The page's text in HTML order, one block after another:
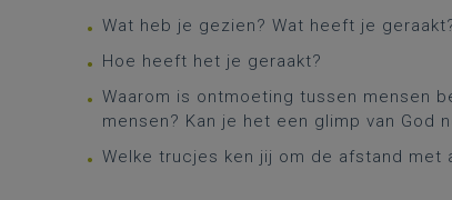
Wat heb je gezien? Wat heeft je
Hoe heeft het je geraakt?
Waarom is ontmoeting tussen mensen
mensen? Kan je het een glimp van God
Welke trucjes ken jij om de afstand met